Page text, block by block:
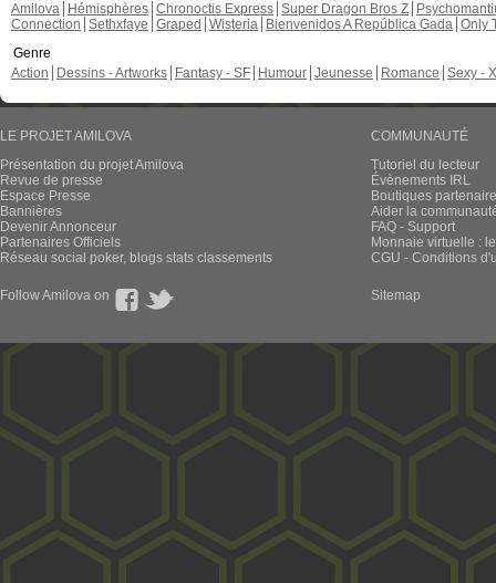
Amilova
Hémisphères Chronoctis Express Super Dragon Bros Z
Connection Sethxfaye Graped Wisteria Bienvenidos A República Gada Only
Genre
Action
Dessins - Artworks Fantasy - SF Humour Jeunesse Romance Sexy -
LE PROJET AMILOVA
Présentation du projet Amilova
Revue de presse
Espace Presse
Bannières
Devenir Annonceur
Partenaires Officiels
Réseau social poker, blogs stats classements
COMMUNAUTÉ
Tutoriel du lecteur
Évènements IRL
Boutiques
Aider la
FAQ - Support
Monnaie virtuelle :
CGU - Conditions
Follow Amilova on Sitemap